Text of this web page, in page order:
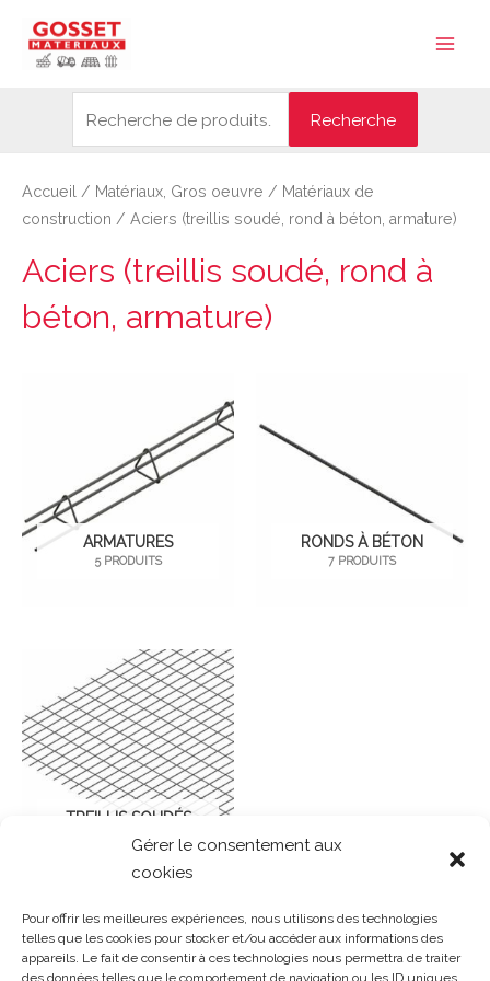
Gérer le consentement aux
cookies
Pour offrir les meilleures expériences, nous utilisons des technologies
telles que les cookies pour stocker et/ou accéder aux informations des
appareils. Le fait de consentir à ces technologies nous permettra de traiter
des données telles que le comportement de navigation ou les ID uniques
contenu
pour :
Recherche
Accueil / Matériaux, Gros oeuvre / Matériaux de
construction / Aciers (treillis soudé, rond à béton, armature)
Aciers (treillis soudé, rond à
béton, armature)
ARMATURES
5 PRODUITS
RONDS À BÉTON
7 PRODUITS
TREILLIS SOUDÉS
5 PRODUITS